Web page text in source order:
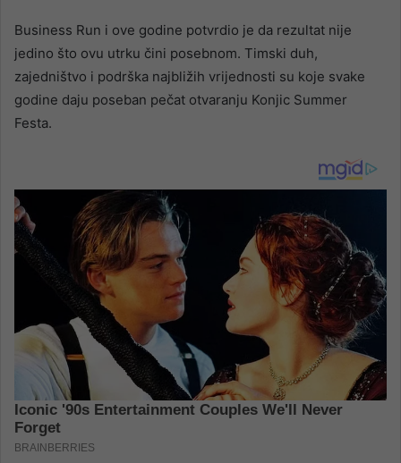
Business Run i ove godine potvrdio je da rezultat nije
jedino što ovu utrku čini posebnom. Timski duh,
zajedništvo i podrška najbližih vrijednosti su koje svake
godine daju poseban pečat otvaranju Konjic Summer
Festa.